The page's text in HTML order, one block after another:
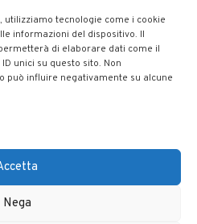
tecnologie come i cookie
informazioni del dispositivo. Il
di elaborare dati come il
unici su questo sito. Non
può influire negativamente su alcune
Nega
delle tre società Consortili
locale su tutto il territorio